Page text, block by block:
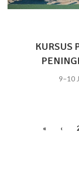
KURSUS
9–10
« ‹